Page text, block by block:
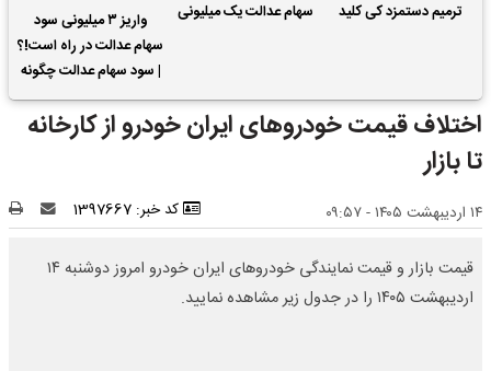
ترمیم دستمزد کی کلید
سهام عدالت یک میلیونی
واریز ۳ میلیونی سود
سهام عدالت در راه است!؟
| سود سهام عدالت چگونه
محاسبه می شود؟
اختلاف قیمت خودروهای ایران خودرو از کارخانه
تا بازار
۱۴ اردیبهشت ۱۴۰۵ - ۰۹:۵۷ کد خبر: 1397667
قیمت بازار و قیمت نمایندگی خودرو‌های ایران خودرو امروز دوشنبه ۱۴
اردیبهشت ۱۴۰۵ را در جدول زیر مشاهده نمایید.